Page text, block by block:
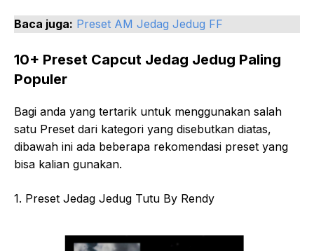
Baca juga: Preset AM Jedag Jedug FF
10+ Preset Capcut Jedag Jedug Paling
Populer
Bagi anda yang tertarik untuk menggunakan salah
satu Preset dari kategori yang disebutkan diatas,
dibawah ini ada beberapa rekomendasi preset yang
bisa kalian gunakan.
1. Preset Jedag Jedug Tutu By Rendy